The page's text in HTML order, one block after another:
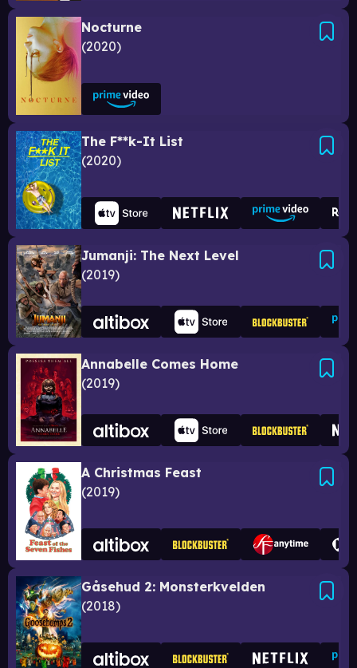
Nocturne
2020
The F**k-It List
2020
Jumanji: The Next Level
2019
Annabelle Comes Home
2019
A Christmas Feast
2019
Gåsehud 2: Monsterkvelden
2018